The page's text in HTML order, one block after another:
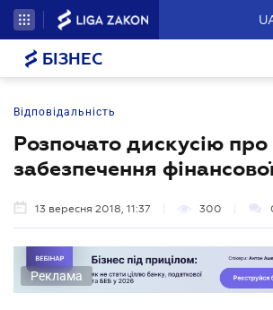
БІЗНЕС
Відповідальність
Розпочато дискусію про
забезпечення
13 вересня 2018, 11:37 300
Реклама